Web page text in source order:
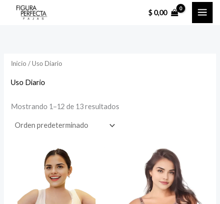
$0,00
Inicio / Uso Diario
Uso Diario
Mostrando 1–12 de 13 resultados